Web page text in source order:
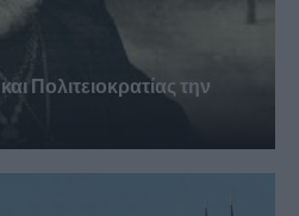
Πολιτειοκρατίας την